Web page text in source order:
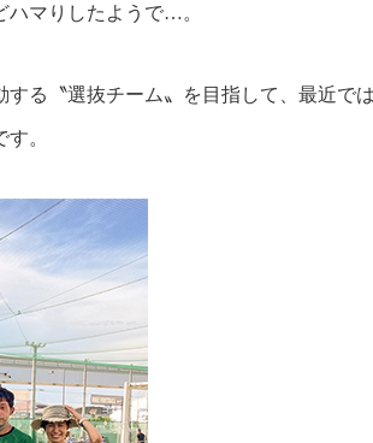
ハマりしたようで…。
る〝選抜チーム〟を目指して、最近では
。